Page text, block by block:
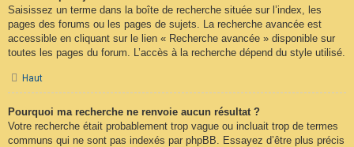
Saisissez un terme dans la boîte de recherche située sur l’index, les
pages des forums ou les pages de sujets. La recherche avancée est
accessible en cliquant sur le lien « Recherche avancée » disponible sur
toutes les pages du forum. L’accès à la recherche dépend du style utilisé.
Haut
Pourquoi ma recherche ne renvoie aucun résultat ?
Votre recherche était probablement trop vague ou incluait trop de termes
communs qui ne sont pas indexés par phpBB. Essayez d’être plus précis